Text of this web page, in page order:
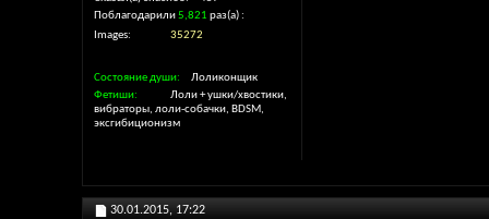
Поблагодарили5,821 раз(а)
Images
35272
Состояние души
Лоликонщик
Фетиши
Лоли + ушки/хвостики,
вибраторы, лоли-собачки, BDSM,
эксгибиционизм
30.01.2015, 17:22